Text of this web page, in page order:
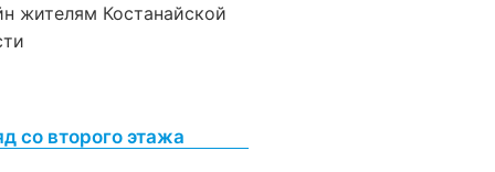
жителям Костанайской
со второго этажа